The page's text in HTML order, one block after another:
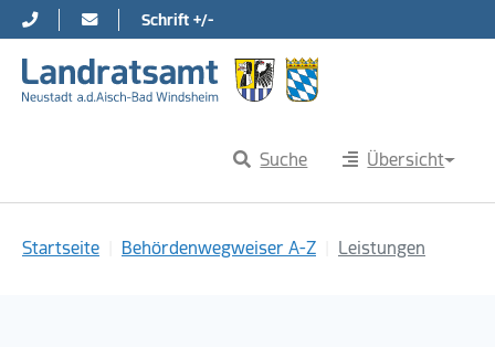
Direkt zur Hauptnavigation springen
Direkt zum Inhalt springen
Schrift +/-
Suche Übersicht
Startseite Behördenwegweiser A-Z Leistungen